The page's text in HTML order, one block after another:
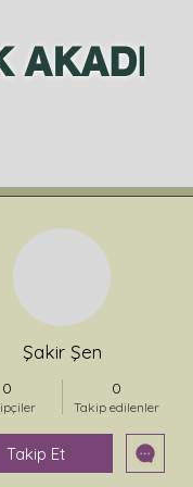
Şakir Şen
0 0
Takip edilenler
Takip Et